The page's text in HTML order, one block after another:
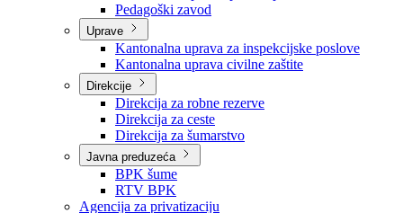
Zavod zdravstvenog osiguranja
Zavod za javno zdravstvo
Zavod za besplatnu pravnu pomoć
Pedagoški zavod
Uprave
Kantonalna uprava za inspekcijske poslove
Kantonalna uprava civilne zaštite
Direkcije
Direkcija za robne rezerve
Direkcija za ceste
Direkcija za šumarstvo
Javna preduzeća